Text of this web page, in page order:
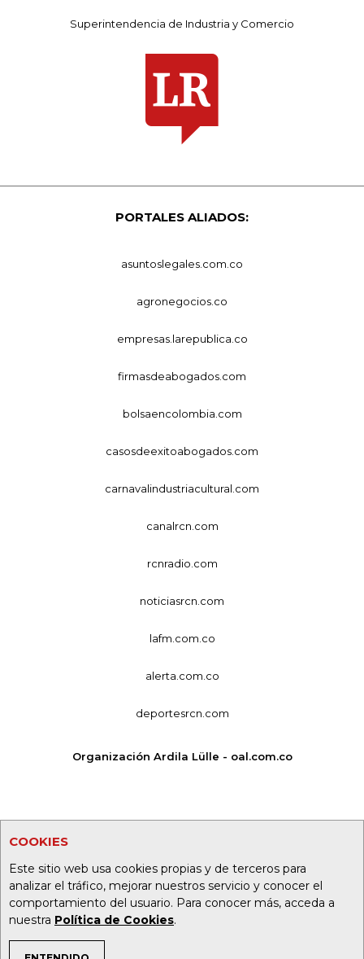
COOKIES
Este sitio web usa cookies propias y de terceros para
analizar el tráfico, mejorar nuestros servicio y conocer el
comportamiento del usuario. Para conocer más, acceda a
nuestra Política de Cookies.
Superintendencia de Industria y Comercio
PORTALES ALIADOS:
asuntoslegales.com.co
agronegocios.co
empresas.larepublica.co
firmasdeabogados.com
bolsaencolombia.com
casosdeexitoabogados.com
carnavalindustriacultural.com
canalrcn.com
rcnradio.com
noticiasrcn.com
lafm.com.co
alerta.com.co
deportesrcn.com
Organización Ardila Lülle - oal.com.co